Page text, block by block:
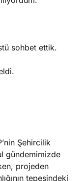
sohbet ettik.
Şehircilik
gündemimizde
projeden
tepesindeki